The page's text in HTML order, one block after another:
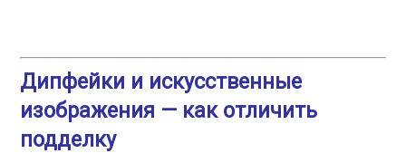
Дипфейки и искусственные
изображения — как отличить
подделку